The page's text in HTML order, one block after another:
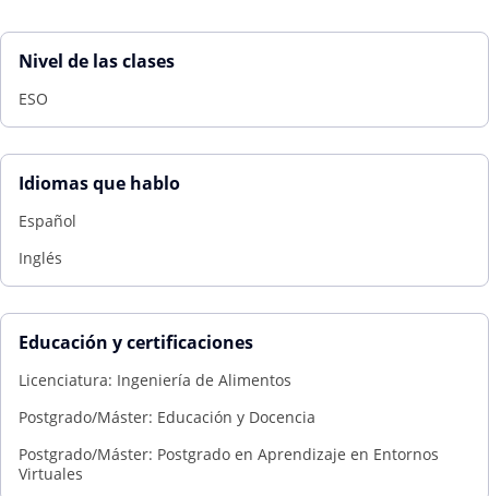
Nivel de las clases
ESO
Idiomas que hablo
Español
Inglés
Educación y certificaciones
Licenciatura: Ingeniería de Alimentos
Postgrado/Máster: Educación y Docencia
Postgrado/Máster: Postgrado en Aprendizaje en Entornos
Virtuales